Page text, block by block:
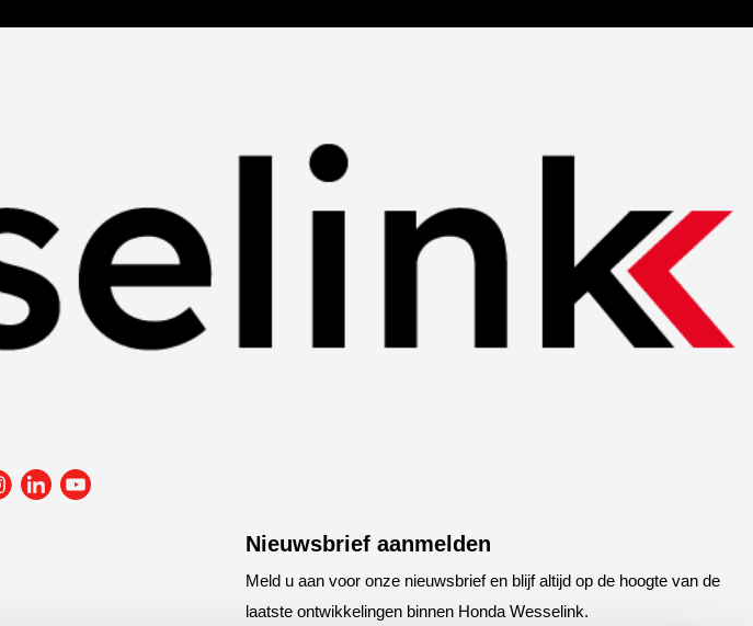
Nieuwsbrief aanmelden
Meld u aan voor onze nieuwsbrief en blijf altijd op de hoogte van de
laatste ontwikkelingen binnen Honda Wesselink.